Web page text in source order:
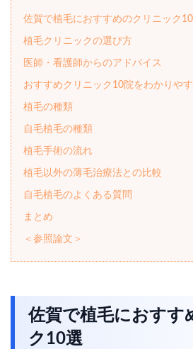
佐賀で植毛におすすめのクリニック
植毛クリニックの選び方
医師・看護師からのアドバイス
おすすめクリニック10院をわかりや
植毛の種類
自毛植毛の種類
植毛手術の流れ
植毛以外の薄毛治療法との比較
自毛植毛のよくある質問
まとめ
＜参照論文＞
佐賀で植毛におすす
ク10選